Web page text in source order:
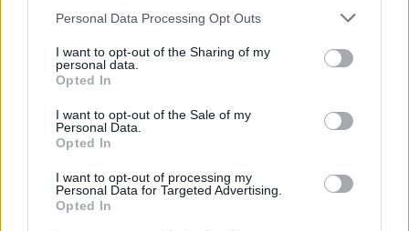
Personal Data Processing Opt Outs
I want to opt-out of the Sharing of my
personal data.
Opted In
I want to opt-out of the Sale of my
Personal Data.
Opted In
I want to opt-out of processing my
Personal Data for Targeted Advertising.
Opted In
„Žalgiris“: Danielius Lavrinovičius 16, Laurynas
Birutis 12, Nazas Mitrou-Longas 11, Arnas
Evansas ir Rolandas Šmitas po 6.
„Pieno žvaigždės“: Brandonas Tabbas 26,
Kadeemas Jackas 13, Adomas Sidarevičius 8,